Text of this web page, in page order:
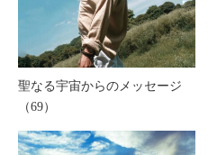
聖なる宇宙からのメッセージ
（69）